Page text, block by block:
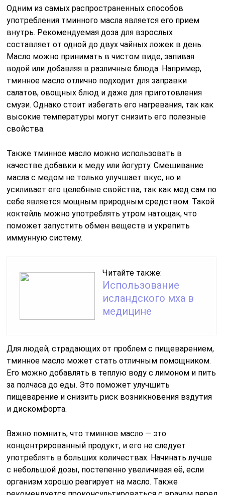
Одним из самых распространенных способов
употребления тминного масла является его прием
внутрь. Рекомендуемая доза для взрослых
составляет от одной до двух чайных ложек в день.
Масло можно принимать в чистом виде, запивая
водой или добавляя в различные блюда. Например,
тминное масло отлично подходит для заправки
салатов, овощных блюд и даже для приготовления
смузи. Однако стоит избегать его нагревания, так как
высокие температуры могут снизить его полезные
свойства.
Также тминное масло можно использовать в
качестве добавки к меду или йогурту. Смешивание
масла с медом не только улучшает вкус, но и
усиливает его целебные свойства, так как мед сам по
себе является мощным природным средством. Такой
коктейль можно употреблять утром натощак, что
поможет запустить обмен веществ и укрепить
иммунную систему.
Читайте также:
Использование
исландского мха в
медицине
Для людей, страдающих от проблем с пищеварением,
тминное масло может стать отличным помощником.
Его можно добавлять в теплую воду с лимоном и пить
за полчаса до еды. Это поможет улучшить
пищеварение и снизить риск возникновения вздутия
и дискомфорта.
Важно помнить, что тминное масло — это
концентрированный продукт, и его не следует
употреблять в больших количествах. Начинать лучше
с небольшой дозы, постепенно увеличивая её, если
организм хорошо реагирует на масло. Также